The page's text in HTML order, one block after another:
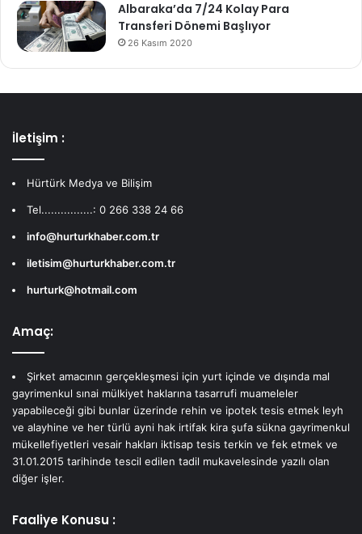
Albaraka’da 7/24 Kolay Para
Transferi Dönemi Başlıyor
26 Kasım 2020
İletişim :
Hürtürk Medya ve Bilişim
Tel................: 0 266 338 24 66
info@hurturkhaber.com.tr
iletisim@hurturkhaber.com.tr
hurturk@hotmail.com
Amaç:
Şirket amacının gerçekleşmesi için yurt içinde ve dışında mal
gayrimenkul sınai mülkiyet haklarına tasarrufi muameleler
yapabileceği gibi bunlar üzerinde rehin ve ipotek tesis etmek leyh
ve alayhine ve her türlü ayni hak irtifak kira şufa sükna gayrimenkul
mükellefiyetleri vesair hakları iktisap tesis terkin ve fek etmek ve
31.01.2015 tarihinde tescil edilen tadil mukavelesinde yazılı olan
diğer işler.
Faaliye Konusu :